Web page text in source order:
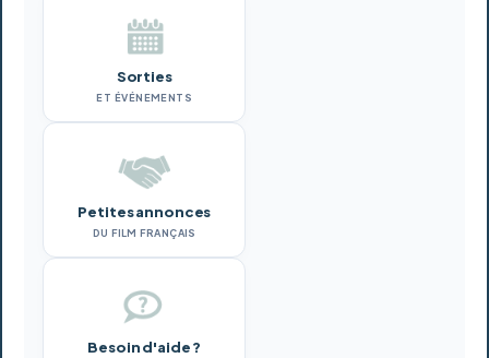
Sorties
ET ÉVÉNEMENTS
Petites annonces
DU FILM FRANÇAIS
Besoin d'aide ?